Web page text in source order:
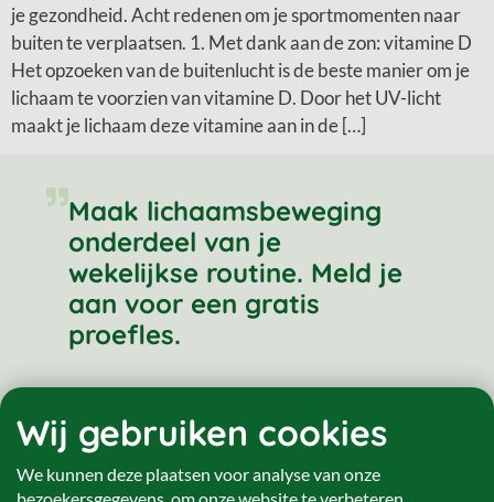
je gezondheid. Acht redenen om je sportmomenten naar
buiten te verplaatsen. 1. Met dank aan de zon: vitamine D
Het opzoeken van de buitenlucht is de beste manier om je
lichaam te voorzien van vitamine D. Door het UV-licht
maakt je lichaam deze vitamine aan in de […]
Maak lichaamsbeweging
onderdeel van je
wekelijkse routine. Meld je
aan voor een gratis
proefles.
Wij gebruiken cookies
We kunnen deze plaatsen voor analyse van onze